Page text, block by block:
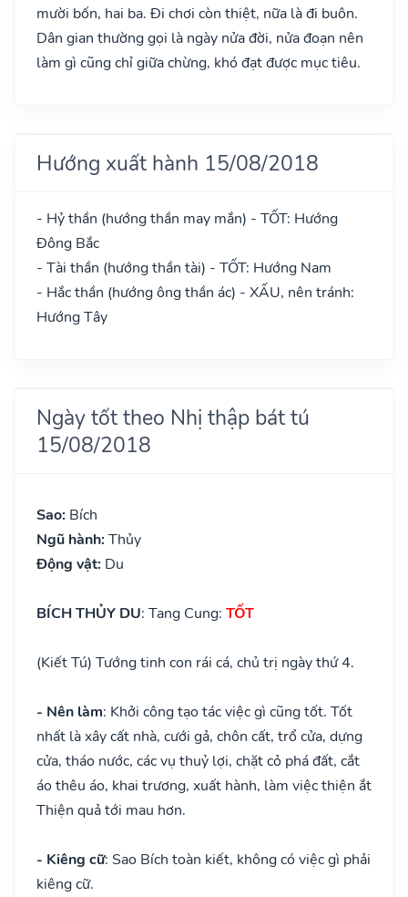
mười bốn, hai ba. Đi chơi còn thiệt, nữa là đi buôn.
Dân gian thường gọi là ngày nửa đời, nửa đoạn nên
làm gì cũng chỉ giữa chừng, khó đạt được mục tiêu.
Hướng xuất hành 15/08/2018
- Hỷ thần (hướng thần may mắn) - TỐT: Hướng
Đông Bắc
- Tài thần (hướng thần tài) - TỐT: Hướng Nam
- Hắc thần (hướng ông thần ác) - XẤU, nên tránh:
Hướng Tây
Ngày tốt theo Nhị thập bát tú
15/08/2018
Sao: Bích
Ngũ hành: Thủy
Động vật: Du
BÍCH THỦY DU: Tang Cung: TỐT
(Kiết Tú) Tướng tinh con rái cá, chủ trị ngày thứ 4.
- Nên làm: Khởi công tạo tác việc gì cũng tốt. Tốt
nhất là xây cất nhà, cưới gả, chôn cất, trổ cửa, dựng
cửa, tháo nước, các vụ thuỷ lợi, chặt cỏ phá đất, cắt
áo thêu áo, khai trương, xuất hành, làm việc thiện ắt
Thiện quả tới mau hơn.
- Kiêng cữ: Sao Bích toàn kiết, không có việc gì phải
kiêng cữ.